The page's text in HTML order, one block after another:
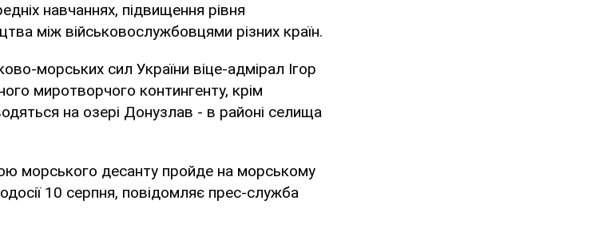
навчаннях, підвищення рівня
між військовослужбовцями різних країн.
морських сил України віце-адмірал Ігор
миротворчого контингенту, крім
на озері Донузлав - в районі селища
морського десанту пройде на морському
10 серпня, повідомляє прес-служба